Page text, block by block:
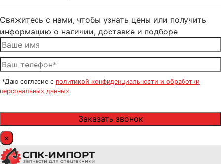
Свяжитесь с нами, чтобы узнать цены или получить
информацию о наличии, доставке и подборе
*Даю согласие с политикой конфиденциальности и обработки
персональных данных
×